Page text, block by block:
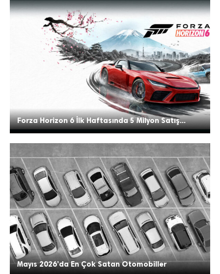
Forza Horizon 6 İlk Haftasında 5 Milyon Satış...
Mayıs 2026’da En Çok Satan Otomobiller